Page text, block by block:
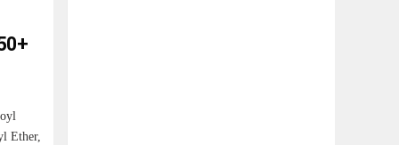
Ether,